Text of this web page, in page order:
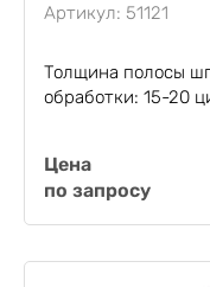
Артикул: 51121
Толщина полосы
обработки: 15-20
Станок для
подачей UltiMate
соединения
Пачки шпона
Цена
по запросу